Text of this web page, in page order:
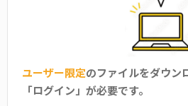
ユーザー限定のファイルをダウン
「ログイン」が必要です。